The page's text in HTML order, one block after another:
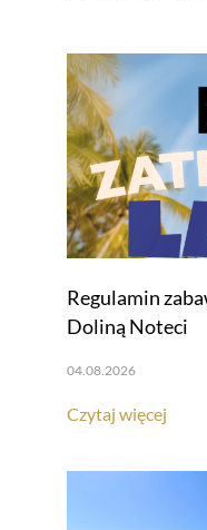
Regulamin
Doliną Noteci
04.08.2026
Czytaj więcej